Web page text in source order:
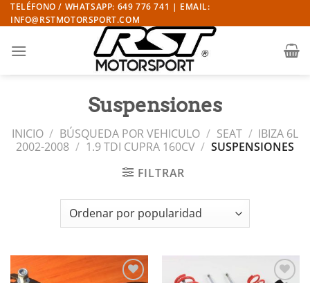
Saltar
al
TELÉFONO / WHATSAPP: 649 776 741 | EMAIL:
INFO@RSTMOTORSPORT.COM
Suspensiones
INICIO / BÚSQUEDA POR VEHICULO / SEAT / IBIZA 6L
2002-2008 / 1.9 TDI CUPRA 160CV / SUSPENSIONES
FILTRAR